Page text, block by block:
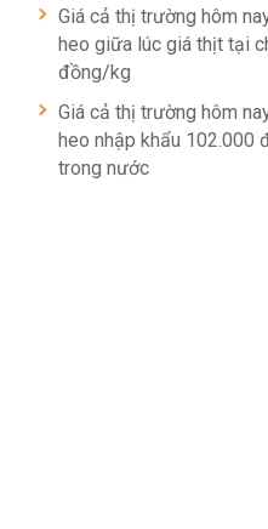
Giá cả thị trường hôm
heo giữa lúc giá thịt tại
đồng/kg
Giá cả thị trường hôm
heo nhập khẩu 102.000
trong nước